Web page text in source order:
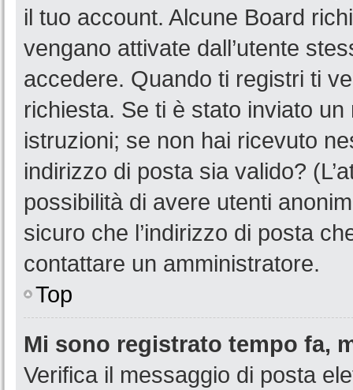
il tuo account. Alcune Board
vengano attivate dall’utente
accedere. Quando ti registri ti
richiesta. Se ti è stato inviato
istruzioni; se non hai ricevuto
indirizzo di posta sia valido?
possibilità di avere utenti
sicuro che l’indirizzo di posta
contattare un amministratore.
Top
Mi sono registrato tempo fa,
Verifica il messaggio di posta